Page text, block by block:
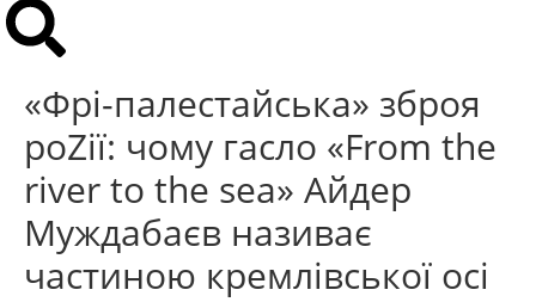
«Фрі-палестайська» зброя
роZії: чому гасло «From the
river to the sea» Айдер
Муждабаєв називає
частиною кремлівської осі